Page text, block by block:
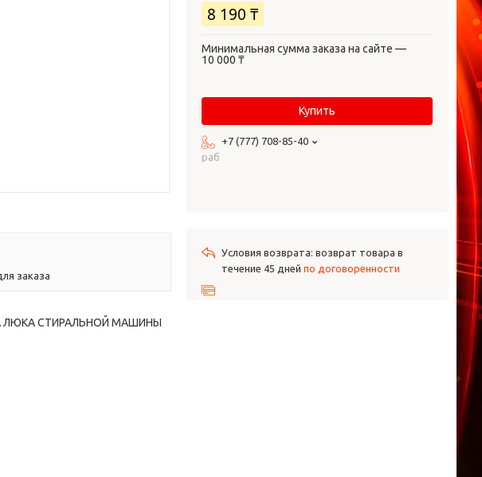
заказа
ЛЮКА СТИРАЛЬНОЙ МАШИНЫ
8 190 ₸
Минимальная сумма заказа на сайте —
10 000 ₸
Купить
+7 (777) 708-85-40
раб
возврат товара в
течение 45 дней по договоренности